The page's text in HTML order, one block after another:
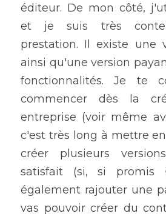
éditeur. De mon côté,
et je suis très
prestation. Il existe une
ainsi qu'une version
fonctionnalités. Je te
commencer dès la
entreprise (voir même
c'est très long à mettre
créer plusieurs
satisfait (si, si
également rajouter une
vas pouvoir créer du